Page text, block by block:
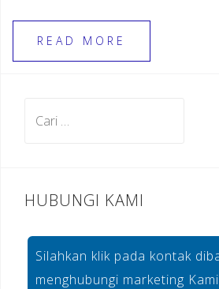
c
e
b
o
e
gr
a
te
e
READ MORE
HUBUNGI KAMI
Silahkan klik pada kontak
menghubungi marketing